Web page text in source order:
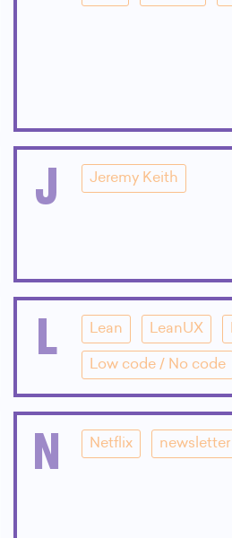
J Jeremy Keith
L Lean LeanUX
Low code / No code
N Netflix newsletter